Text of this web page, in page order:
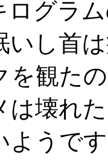
ログラ
いし首
を観た
は壊れ
ようで